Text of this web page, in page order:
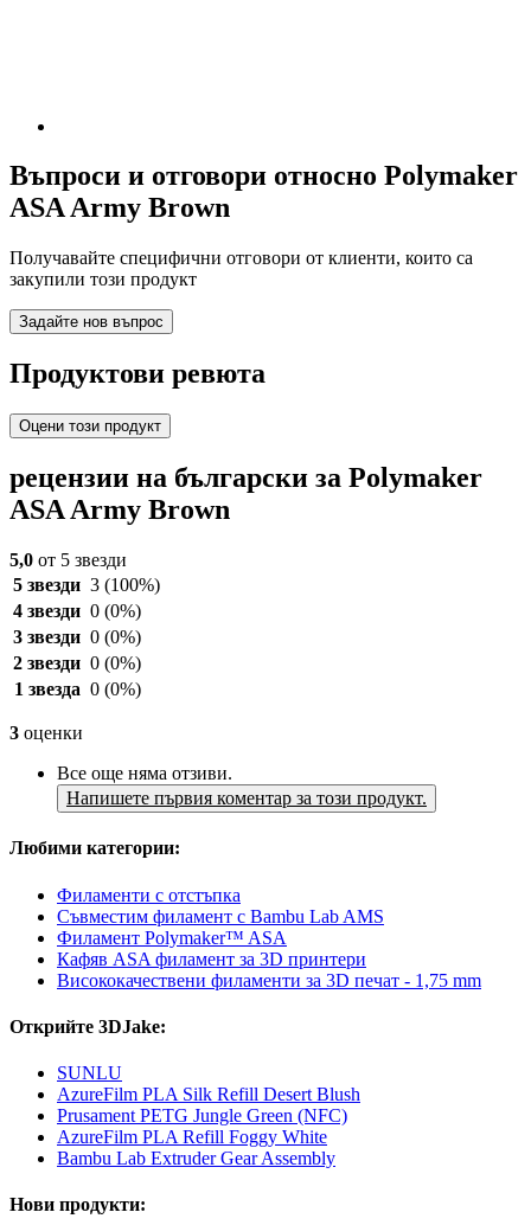
Въпроси и отговори относно Polymaker
ASA Army Brown
Получавайте специфични отговори от клиенти, които са
закупили този продукт
Задайте нов въпрос
Продуктови ревюта
Оцени този продукт
рецензии на български за Polymaker
ASA Army Brown
5,0 от 5 звезди
5 звезди 3 (100%)
4 звезди 0 (0%)
3 звезди 0 (0%)
2 звезди 0 (0%)
1 звезда 0 (0%)
3 оценки
Все още няма отзиви.
Напишете първия коментар за този продукт.
Любими категории:
Филаменти с отстъпка
Съвместим филамент с Bambu Lab AMS
Филамент Polymaker™ ASA
Кафяв ASA филамент за 3D принтери
Висококачествени филаменти за 3D печат - 1,75 mm
Открийте 3DJake:
SUNLU
AzureFilm PLA Silk Refill Desert Blush
Prusament PETG Jungle Green (NFC)
AzureFilm PLA Refill Foggy White
Bambu Lab Extruder Gear Assembly
Нови продукти: